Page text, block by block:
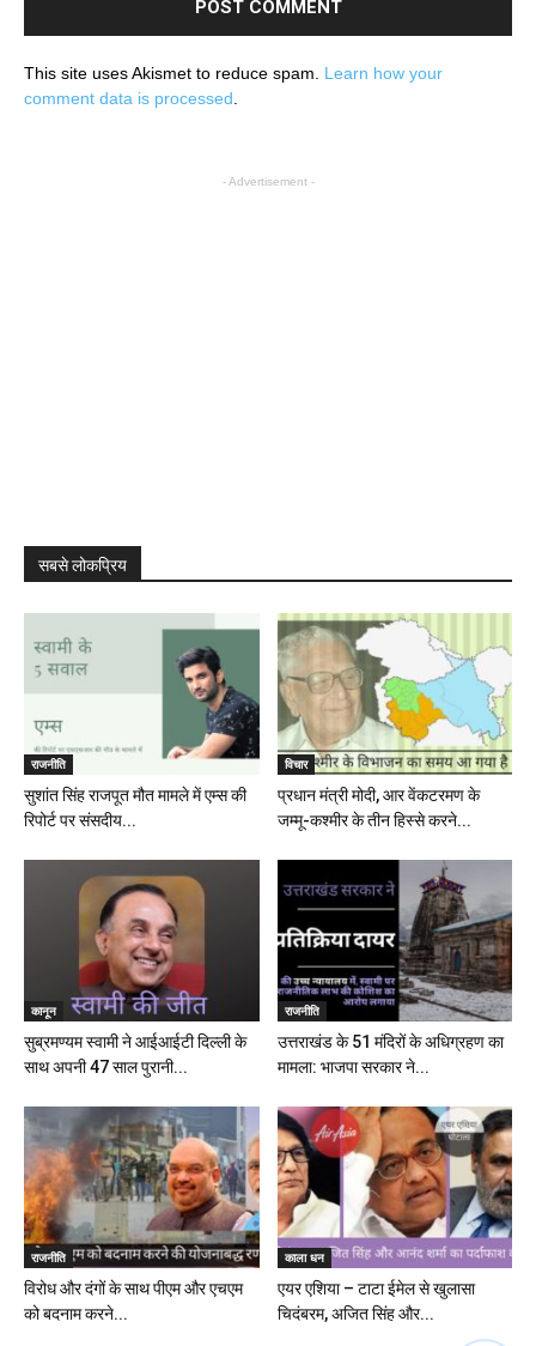
This site uses Akismet to reduce spam. Learn how your
comment data is processed
- Advertisement -
सबसे लोकप्रिय
राजनीति
सुशांत सिंह राजपूत मौत मामले में एम्स की
रिपोर्ट पर संसदीय...
विचार
प्रधान मंत्री मोदी, आर वेंकटरमण के
जम्मू-कश्मीर के तीन हिस्से करने...
कानून
सुब्रमण्यम स्वामी ने आईआईटी दिल्ली के
साथ अपनी 47 साल पुरानी...
राजनीति
उत्तराखंड के 51 मंदिरों के अधिग्रहण का
मामला: भाजपा सरकार ने...
राजनीति
विरोध और दंगों के साथ पीएम और एचएम
को बदनाम करने...
काला धन
एयर एशिया – टाटा ईमेल से खुलासा
चिदंबरम, अजित सिंह और...